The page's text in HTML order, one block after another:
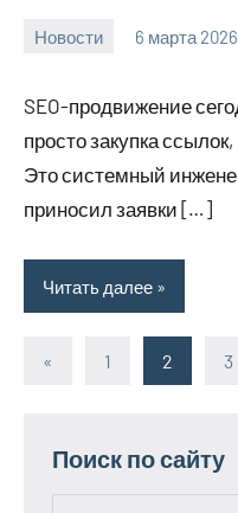
Новости 6 марта 2026
SEO-продвижение
просто закупка
Это системный
приносил заявки […]
Читать далее
Пагинация
«
Предыдущие
1 2 3
Поиск по сайту